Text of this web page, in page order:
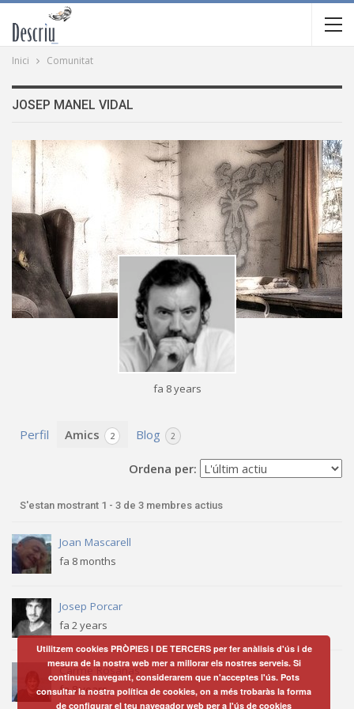
Inici Comunitat
JOSEP MANEL VIDAL
fa 8 years
Perfil Amics 2 Blog 2
Ordena per:
S'estan mostrant 1 - 3 de 3 membres actius
Joan Mascarell
fa 8 months
Josep Porcar
fa 2 years
Carme Rosanas
fa 8 years
Utilitzem cookies PRÒPIES I DE TERCERS per fer anàlisis d'ús i de
mesura de la nostra web mer a millorar els nostres serveis. Si
continues navegant, considerarem que n'acceptes l'ús. Pots
consultar la nostra política de cookies, on a més trobaràs la forma
de configurar el teu navegador web per a l'ús decookies